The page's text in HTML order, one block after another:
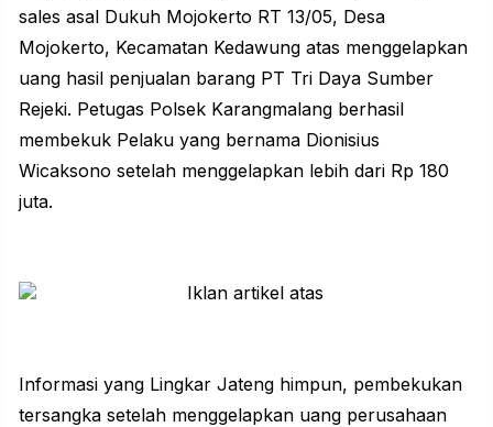
sales asal Dukuh Mojokerto RT 13/05, Desa
Mojokerto, Kecamatan Kedawung atas menggelapkan
uang hasil penjualan barang PT Tri Daya Sumber
Rejeki. Petugas Polsek Karangmalang berhasil
membekuk Pelaku yang bernama Dionisius
Wicaksono setelah menggelapkan lebih dari Rp 180
juta.
Informasi yang Lingkar Jateng himpun, pembekukan
tersangka setelah menggelapkan uang perusahaan